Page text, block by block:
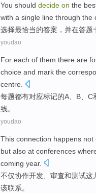
You should decide on the
with a single line through the
选择最恰当的答案 ， 并在答题
youdao
For each of them there are
choice and mark the
centre
每题都有对应标记的A B C
线。
youdao
This connection happens not
but also at conferences
coming year.
不仅协作开发 审查和测试这
该联系。